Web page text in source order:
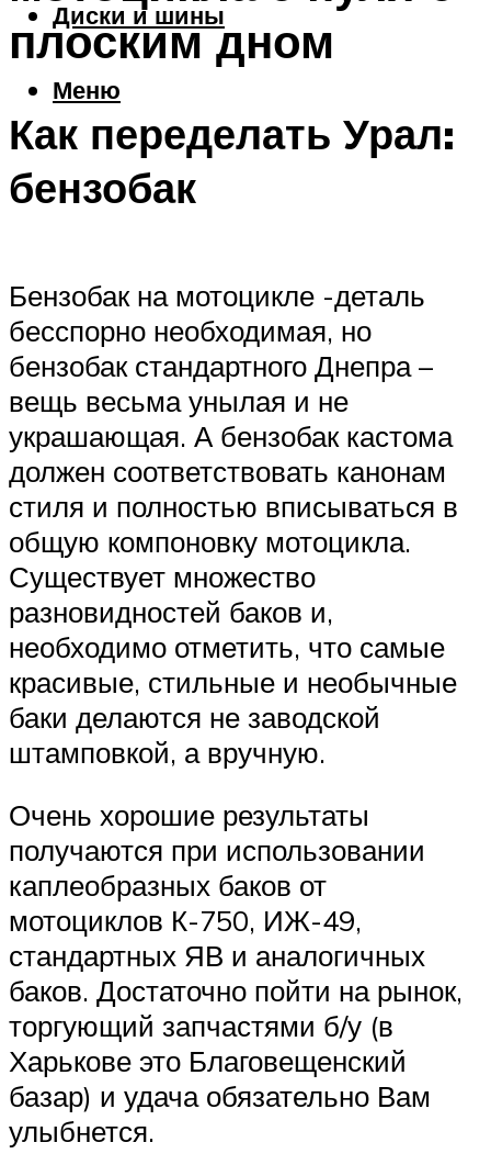
Диски и шины
Меню
плоским дном
Как переделать Урал:
бензобак
Бензобак на мотоцикле -деталь
бесспорно необходимая, но
бензобак стандартного Днепра –
вещь весьма унылая и не
украшающая. А бензобак кастома
должен соответствовать канонам
стиля и полностью вписываться в
общую компоновку мотоцикла.
Существует множество
разновидностей баков и,
необходимо отметить, что самые
красивые, стильные и необычные
баки делаются не заводской
штамповкой, а вручную.
Очень хорошие результаты
получаются при использовании
каплеобразных баков от
мотоциклов К-750, ИЖ-49,
стандартных ЯВ и аналогичных
баков. Достаточно пойти на рынок,
торгующий запчастями б/у (в
Харькове это Благовещенский
базар) и удача обязательно Вам
улыбнется.